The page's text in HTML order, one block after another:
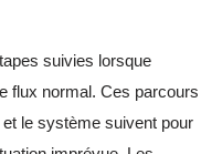
suivies lorsque
flux normal. Ces parcours
le système suivent pour